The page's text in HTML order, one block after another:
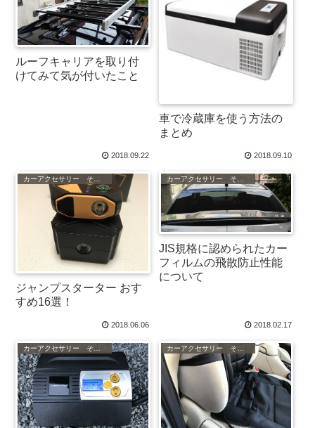
ルーフキャリアを取り付
けてみて気が付いたこと
2018.09.22
車で冷蔵庫を使う方法の
まとめ
2018.09.10
ジャンプスターター おす
すめ16選！
2018.06.06
JIS規格に認められたカー
フィルムの飛散防止性能
について
2018.02.17
カーアクセサリー その他 カーアクセサリー その他